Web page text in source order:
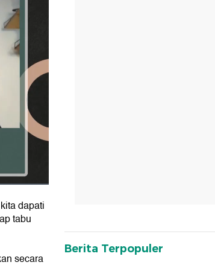
dapati
tabu
secara
Berita Terpopuler